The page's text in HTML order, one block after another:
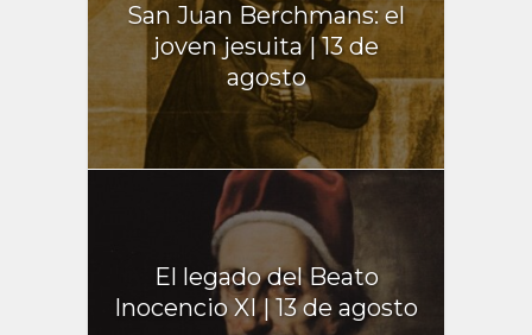
San Juan Berchmans: el
joven jesuita | 13 de
agosto
El legado del Beato
Inocencio XI | 13 de agosto